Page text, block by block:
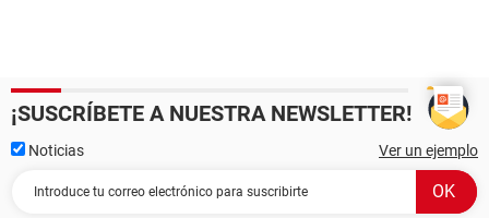
¡SUSCRÍBETE A NUESTRA NEWSLETTER!
Noticias Ver un ejemplo